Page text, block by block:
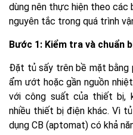
dùng nên thực hiện theo
nguyên tắc trong quá trình
Bước 1: Kiểm tra và chuẩn
Đặt tủ sấy trên bề mặt bằng
ẩm ướt hoặc gần nguồn
với công suất của thiết bị,
nhiều thiết bị điện khác. Vì
dụng CB (aptomat) có khả